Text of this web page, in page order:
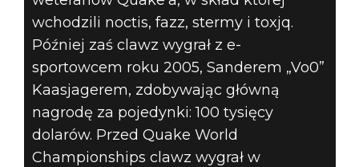
wchodzili noctis, fazz, stermy i toxjq.
Później zaś clawz wygrał z e-
sportowcem roku 2005, Sanderem „Vo0”
Kaasjagerem, zdobywając główną
nagrodę za pojedynki: 100 tysięcy
dolarów. Przed Quake World
Championships clawz wygrał w